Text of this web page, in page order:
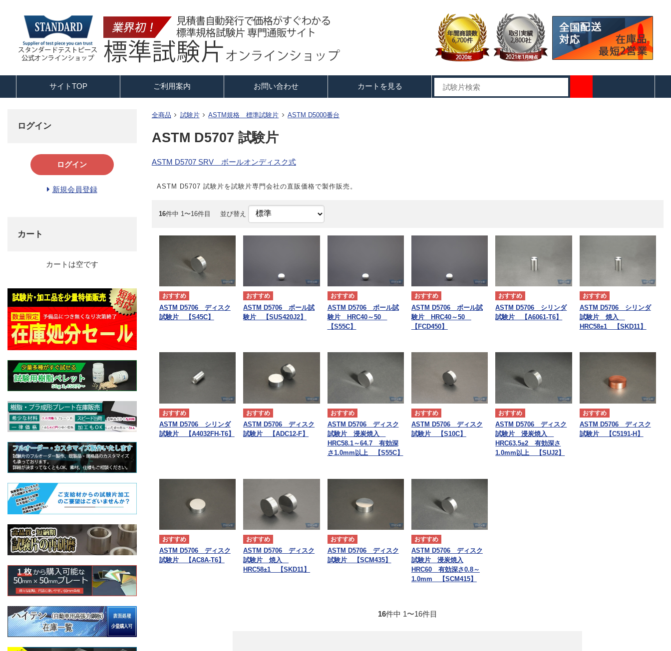
サイトTOP ご利用案内 お問い合わせ カートを見る
全商品 試験片 ASTM規格 標準試験片 ASTM D5000番台
ASTM D5707 試験片
ASTM D5707 SRV ボールオンディスク式
ASTM D5707 試験片を試験片専門会社の直販価格で製作販売。
16件中 1〜16件目 並び替え
ASTM D5706 ディスク
試験片 【S45C】
ASTM D5706 ボール試
験片 【SUS420J2】
ASTM D5706 ボール試
験片 HRC40～50
【S55C】
ASTM D5706 ボール試
験片 HRC40～50
【FCD450】
ASTM D5706 シリンダ
試験片 【A6061-T6】
ASTM D5706 シリンダ
試験片 焼入
HRC58±1 【SKD11】
ASTM D5706 シリンダ
試験片 【A4032FH-T6】
ASTM D5706 ディスク
試験片 【ADC12-F】
ASTM D5706 ディスク
試験片 浸炭焼入
HRC58.1～64.7 有効深
さ1.0mm以上 【S55C】
ASTM D5706 ディスク
試験片 【S10C】
ASTM D5706 ディスク
試験片 浸炭焼入
HRC63.5±2 有効深さ
1.0mm以上 【SUJ2】
ASTM D5706 ディスク
試験片 【C5191-H】
ASTM D5706 ディスク
試験片 【AC8A-T6】
ASTM D5706 ディスク
試験片 焼入
HRC58±1 【SKD11】
ASTM D5706 ディスク
試験片 【SCM435】
ASTM D5706 ディスク
試験片 浸炭焼入
HRC60 有効深さ0.8～
1.0mm 【SCM415】
16件中 1〜16件目
ログイン
ログイン
新規会員登録
カート
カートは空です